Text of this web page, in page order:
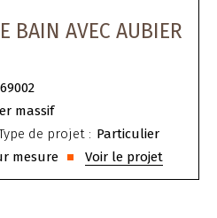
BAIN AVEC AUBIER
massif
de projet : Particulier
mesure Voir le projet